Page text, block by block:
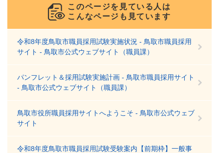
このページを見ている人は
こんなページも見ています
令和8年度鳥取市職員採用試験実施状況 - 鳥取市職員採用
サイト - 鳥取市公式ウェブサイト（職員課）
パンフレット＆採用試験実施計画 - 鳥取市職員採用サイト
- 鳥取市公式ウェブサイト（職員課）
鳥取市役所職員採用サイトへようこそ - 鳥取市公式ウェブ
サイト
令和8年度鳥取市職員採用試験受験案内【前期枠】一般事